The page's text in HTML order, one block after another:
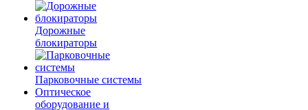
Дорожные
блокираторы
Парковочные системы
Оптическое
оборудование и